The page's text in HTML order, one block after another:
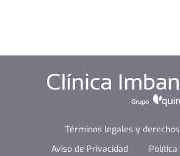
Términos legales y
Aviso de Privacidad
Política